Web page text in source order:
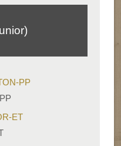
PP
ET